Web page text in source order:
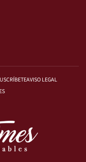
AVISO LEGAL